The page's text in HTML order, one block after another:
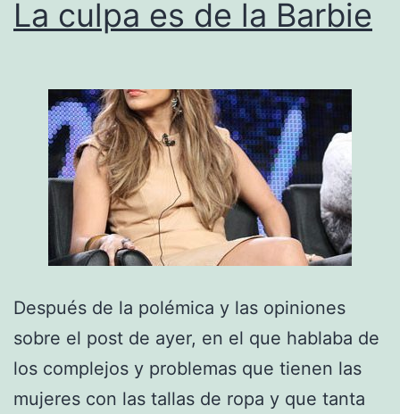
La culpa es de la Barbie
Después de la polémica y las opiniones
sobre el post de ayer, en el que hablaba de
los complejos y problemas que tienen las
mujeres con las tallas de ropa y que tanta